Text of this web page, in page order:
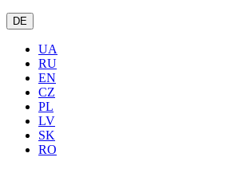
DE
UA
RU
EN
CZ
PL
LV
SK
RO